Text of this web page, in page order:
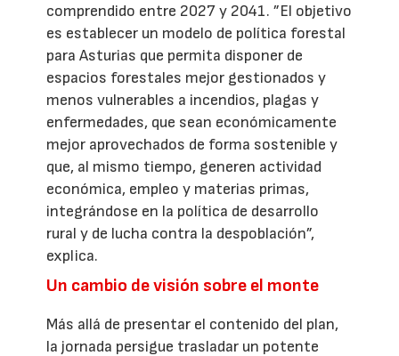
comprendido entre 2027 y 2041. ”El objetivo
es establecer un modelo de política forestal
para Asturias que permita disponer de
espacios forestales mejor gestionados y
menos vulnerables a incendios, plagas y
enfermedades, que sean económicamente
mejor aprovechados de forma sostenible y
que, al mismo tiempo, generen actividad
económica, empleo y materias primas,
integrándose en la política de desarrollo
rural y de lucha contra la despoblación”,
explica.
Un cambio de visión sobre el monte
Más allá de presentar el contenido del plan,
la jornada persigue trasladar un potente